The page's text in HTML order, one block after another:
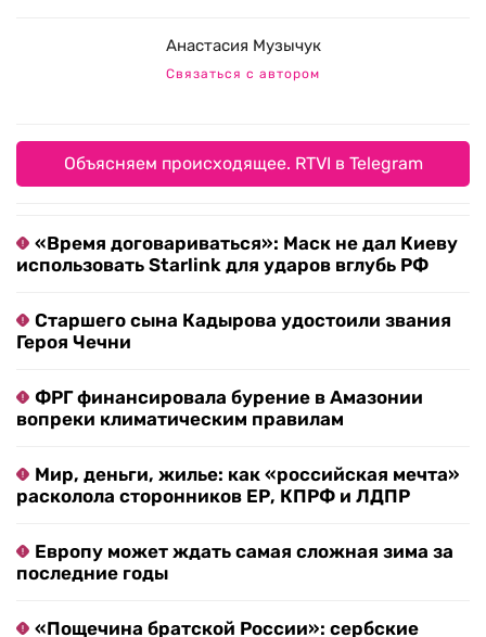
Анастасия Музычук
Связаться с автором
Объясняем происходящее. RTVI в Telegram
«Время договариваться»: Маск не дал Киеву
использовать Starlink для ударов вглубь РФ
Старшего сына Кадырова удостоили звания
Героя Чечни
ФРГ финансировала бурение в Амазонии
вопреки климатическим правилам
Мир, деньги, жилье: как «российская мечта»
расколола сторонников ЕР, КПРФ и ЛДПР
Европу может ждать самая сложная зима за
последние годы
«Пощечина братской России»: сербские